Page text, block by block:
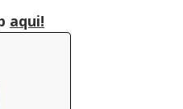
aqui!